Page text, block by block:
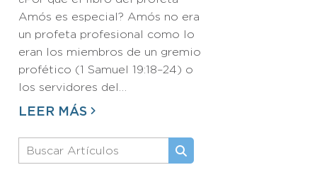
Amós es especial? Amós no era
un profeta profesional como lo
eran los miembros de un gremio
profético (1 Samuel 19:18–24) o
los servidores del…
LEER MÁS